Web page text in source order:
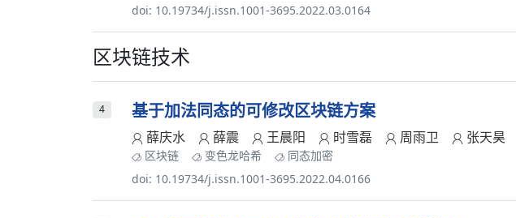
doi: 10.19734/j.issn.1001-3695.2022.03.0164
区块链技术
4 基于加法同态的可修改区块链方案
薛庆水 薛震 王晨阳 时雪磊 周雨卫 张天昊
区块链 变色龙哈希
同态加密
doi: 10.19734/j.issn.1001-3695.2022.04.0166